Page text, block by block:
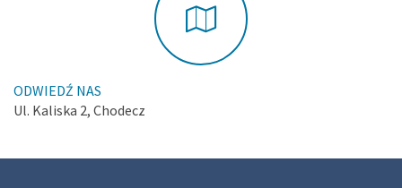
ODWIEDŹ NAS
Ul. Kaliska 2, Chodecz